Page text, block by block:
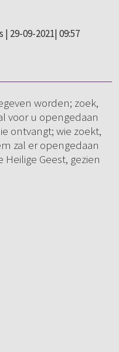
| 29-09-2021| 09:57
worden; zoek,
voor u opengedaan
ontvangt; wie zoekt,
zal er opengedaan
Geest, gezien